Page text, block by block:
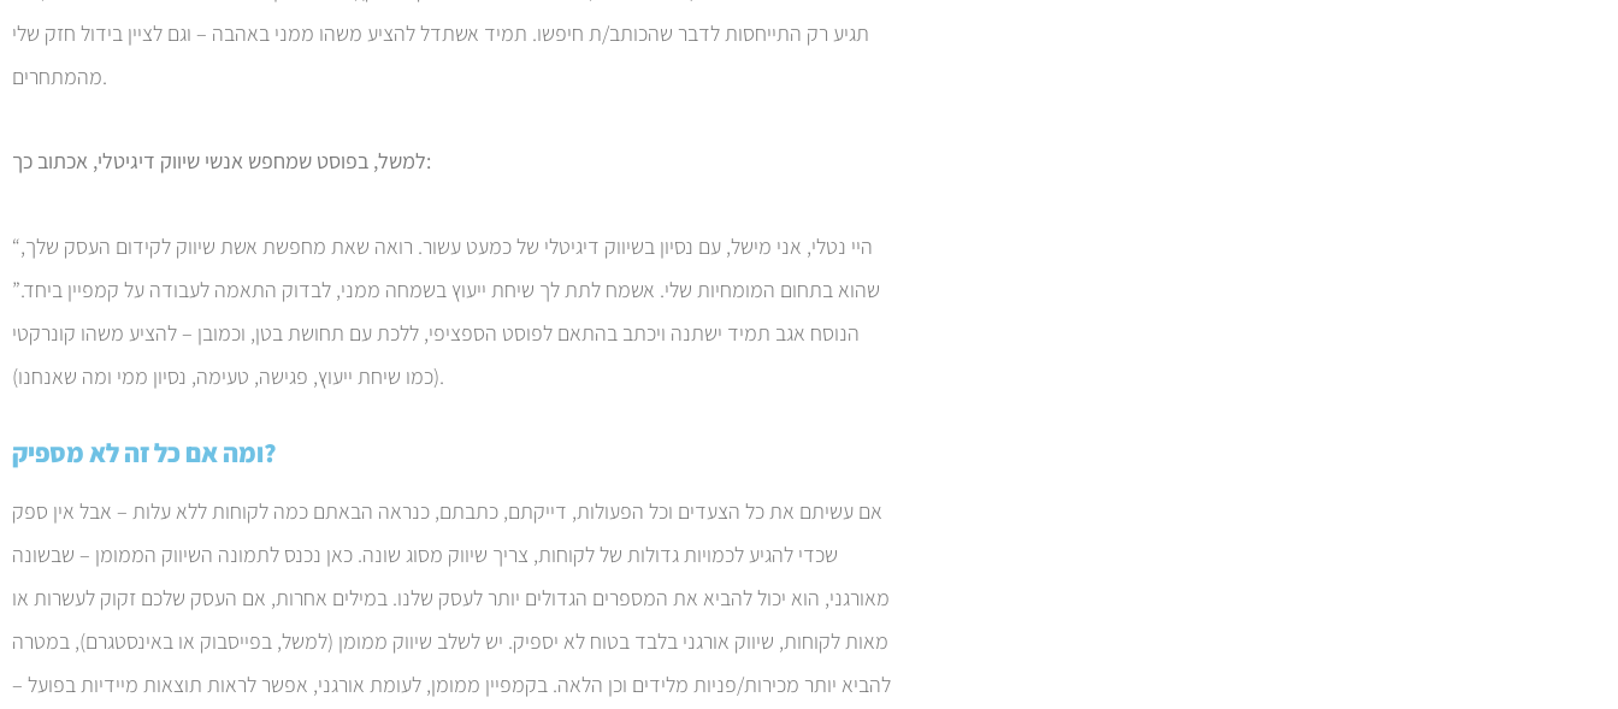
תגיע רק התייחסות לדבר שהכותב/ת חיפשו. תמיד אשתדל להציע משהו ממני באהבה – וגם לציין בידול חזק שלי
מהמתחרים.
למשל, בפוסט שמחפש אנשי שיווק דיגיטלי, אכתוב כך:
“היי נטלי, אני מישל, עם נסיון בשיווק דיגיטלי של כמעט עשור. רואה שאת מחפשת אשת שיווק לקידום העסק שלך,
שהוא בתחום המומחיות שלי. אשמח לתת לך שיחת ייעוץ בשמחה ממני, לבדוק התאמה לעבודה על קמפיין ביחד.”
הנוסח אגב תמיד ישתנה ויכתב בהתאם לפוסט הספציפי, ללכת עם תחושת בטן, וכמובן – להציע משהו קונרקטי
(כמו שיחת ייעוץ, פגישה, טעימה, נסיון ממי ומה שאנחנו).
ומה אם כל זה לא מספיק?
אם עשיתם את כל הצעדים וכל הפעולות, דייקתם, כתבתם, כנראה הבאתם כמה לקוחות ללא עלות – אבל אין ספק
שכדי להגיע לכמויות גדולות של לקוחות, צריך שיווק מסוג שונה. כאן נכנס לתמונה השיווק הממומן – שבשונה
מאורגני, הוא יכול להביא את המספרים הגדולים יותר לעסק שלנו. במילים אחרות, אם העסק שלכם זקוק לעשרות או
מאות לקוחות, שיווק אורגני בלבד בטוח לא יספיק. יש לשלב שיווק ממומן (למשל, בפייסבוק או באינסטגרם), במטרה
להביא יותר מכירות/פניות מלידים וכן הלאה. בקמפיין ממומן, לעומת אורגני, אפשר לראות תוצאות מיידיות בפועל –